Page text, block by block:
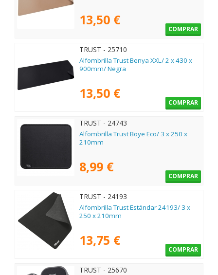
13,50 €
COMPRAR
TRUST - 25710
Alfombrilla Trust Benya XXL/ 2 x 430 x
900mm/ Negra
13,50 €
COMPRAR
TRUST - 24743
Alfombrilla Trust Boye Eco/ 3 x 250 x
210mm
8,99 €
COMPRAR
TRUST - 24193
Alfombrilla Trust Estándar 24193/ 3 x
250 x 210mm
13,75 €
COMPRAR
TRUST - 25670